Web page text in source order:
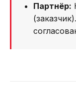
Партнёр: